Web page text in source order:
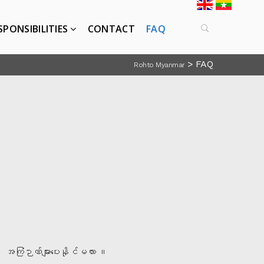
CONTACT FAQ
Rohto Myanmar> FAQ
ဉာဏ်များပေးနိုင်မလား ။